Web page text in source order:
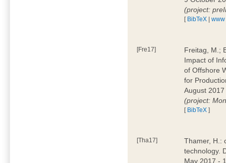
(project:
[ BibTeX |www
[Fre17]
Freitag, M.;
Impact of
of Offshore
for
August
(project:
[ BibTeX ]
[Tha17]
Thamer, H.:
technology.
May 2017 -